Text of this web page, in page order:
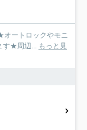
ートロックやモニ
す★周辺... もっと見